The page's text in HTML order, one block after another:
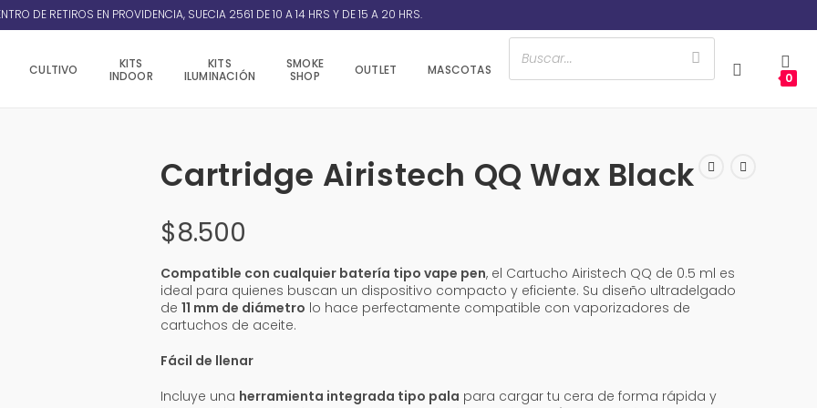
DE RETIROS EN PROVIDENCIA, SUECIA 2561 DE 10 A 14 HRS Y DE 15 A 20 HRS.
CULTIVO
KITS
INDOOR
KITS
ILUMINACIÓN
SMOKE
SHOP
OUTLET MASCOTAS
0
Cartridge Airistech QQ Wax Black
$8.500
Compatible con cualquier batería tipo vape pen, el Cartucho Airistech QQ de 0.5 ml es
ideal para quienes buscan un dispositivo compacto y eficiente. Su diseño ultradelgado
de 11 mm de diámetro lo hace perfectamente compatible con vaporizadores de
cartuchos de aceite.
Fácil de llenar
Incluye una herramienta integrada tipo pala para cargar tu cera de forma rápida y